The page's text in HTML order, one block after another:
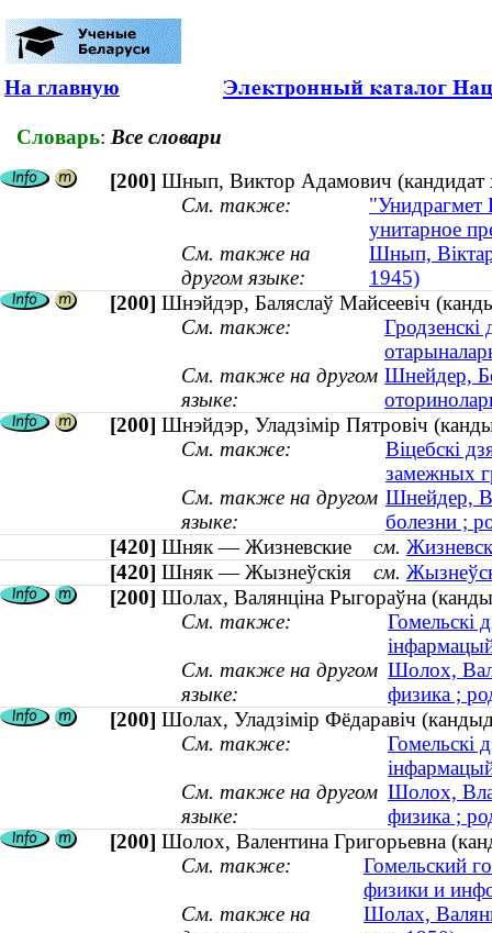
На главную
Словарь: Все словари
[200] Шнып, Виктор Адамович (кандидат
См. также:
"Унидрагмет
унитарное
См. также на
другом языке:
Шнып, Віктар
1945)
[200] Шнэйдэр, Баляслаў Майсеевіч
См. также:
См. также на другом
языке:
Шнейдер,
[200] Шнэйдэр, Уладзімір Пятровіч
См. также:
Віцебскі
замежных
См. также на другом
языке:
Шнейдер,
болезни ;
[420] Шняк — Жизневские см.
[420] Шняк — Жызнеўскія см.
[200] Шолах, Валянціна Рыгораўна
См. также:
Гомельскі
См. также на другом
языке:
Шолох,
физика ;
[200] Шолах, Уладзімір Фёдаравіч
См. также:
Гомельскі
См. также на другом
языке:
Шолох,
физика ;
[200] Шолох, Валентина Григорьевна
См. также:
Гомельский
физики и
См. также на
Шолах,